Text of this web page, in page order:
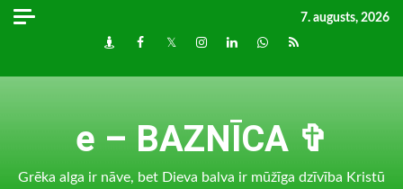
Skip
7. augusts, 2026
DraugiemFacebook
TwitterInstagram
LinkedInwhatsapp
RSS
e – BAZNĪCA ✞
Grēka alga ir nāve, bet Dieva balva ir mūžīga dzīvība Kristū